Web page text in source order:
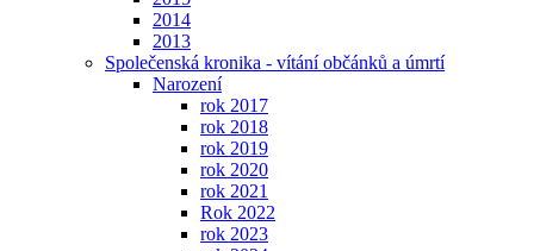
2014
2013
Společenská kronika - vítání občánků a úmrtí
Narození
rok 2017
rok 2018
rok 2019
rok 2020
rok 2021
Rok 2022
rok 2023